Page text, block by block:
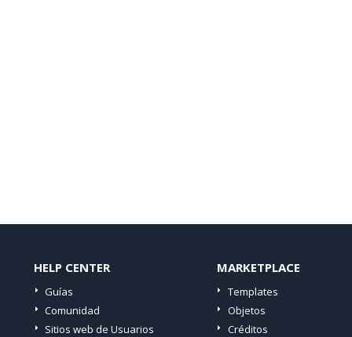
HELP CENTER
Guías
Comunidad
Sitios web de Usuarios
MARKETPLACE
Templates
Objetos
Créditos